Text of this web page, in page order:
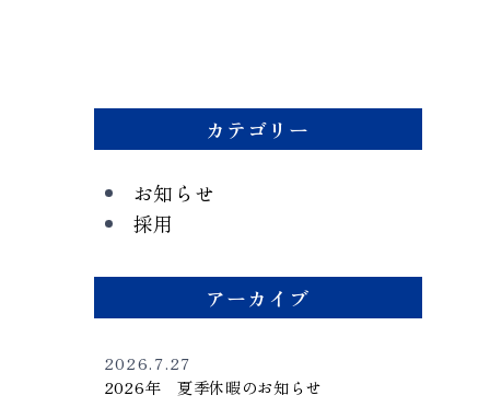
カテゴリー
お知らせ
採用
アーカイブ
2026.7.27
2026年 夏季休暇のお知らせ